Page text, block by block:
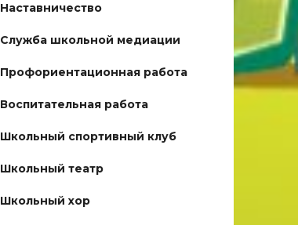
Наставничество
Служба школьной медиации
Профориентационная работа
Воспитательная работа
Школьный спортивный клуб
Школьный театр
Школьный хор